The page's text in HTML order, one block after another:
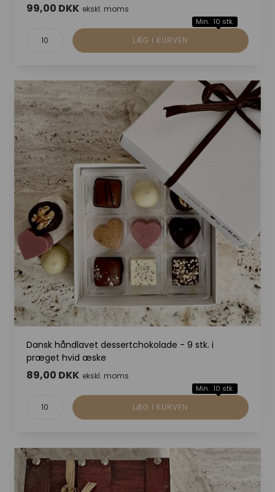
99,00 DKK ekskl. moms
Min. 10 stk.
Dansk håndlavet dessertchokolade - 9 stk. i
præget hvid æske
89,00 DKK ekskl. moms
Min. 10 stk.